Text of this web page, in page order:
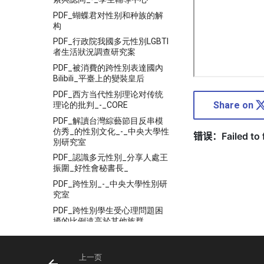
PDF_蝴蝶君对性别和种族的解
构
PDF_行政院我國多元性別LGBTI
者生活狀況調查研究案
PDF_被消費的跨性別表達國內
Bilibili_平臺上的變裝皇后
PDF_西方当代性别理论对传统
理论的批判_-_CORE
PDF_解讀台灣綜藝節目反串模
仿秀_的性別文化_-_中央大學性
別研究室
PDF_認識多元性別_分享人處王
振圍_好性會秘書長_
PDF_跨性別_-_中央大學性別研
究室
PDF_跨性別學生受心理問題困
擾的比例遠高於其他族群
PDF_跨性別學生更容易受心理
Share on
上一页